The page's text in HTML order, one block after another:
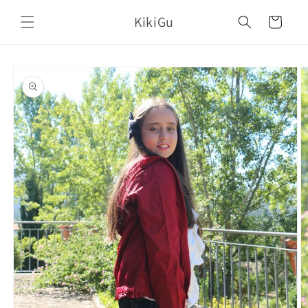
para o
conteúdo
KikiGu Carrinho
informação
do produto